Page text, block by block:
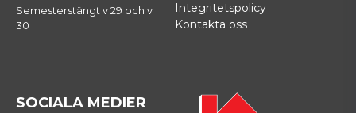
Semesterstängt v 29 och v
30
Integritetspolicy
Kontakta oss
SOCIALA MEDIER